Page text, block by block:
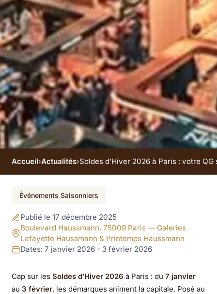
Soldes d’Hiver 2026 à
Paris : votre QG
shopping à 5 minutes
des Grands Magasins
Accueil›Actualités›Soldes d’Hiver 2026 à Paris : votre
Événements Saisonniers
Publié le 17 décembre 2025
Boulevard Haussmann, 75009 Paris — Galeries
Lafayette Haussmann & Printemps Haussmann
Dates: 7 janvier 2026 - 3 février 2026
Cap sur les Soldes d’Hiver 2026 à Paris : du 7 janvier
au 3 février, les démarques animent la capitale. Posé au